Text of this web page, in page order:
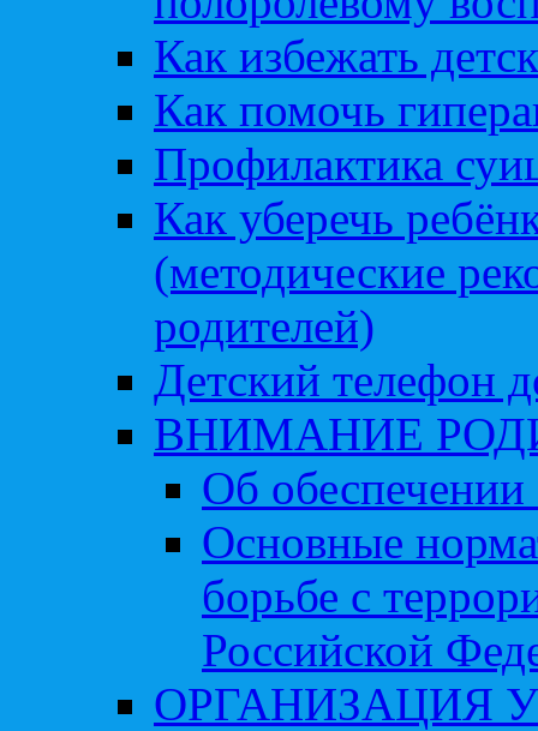
Как избежать
Как помочь
Профилактика
Как уберечь
(методические
родителей)
Детский телефон
ВНИМАНИЕ
Об обеспечении
Основные
борьбе с
Российской
ОРГАНИЗАЦИЯ